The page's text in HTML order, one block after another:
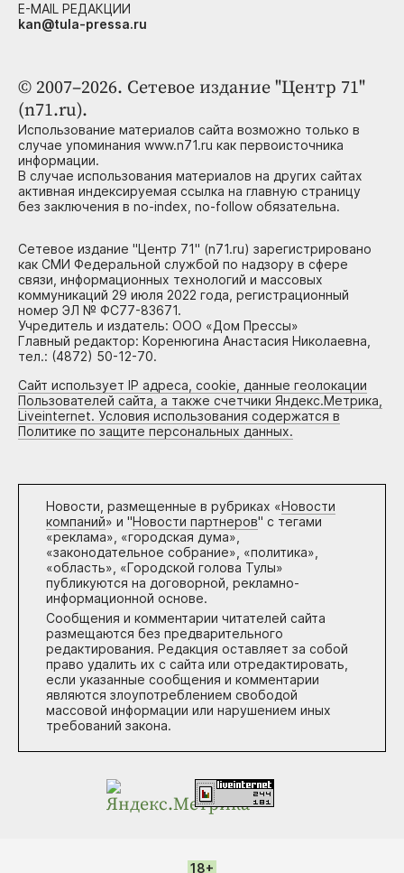
© 2007–2026. Сетевое издание "Центр 71"
(n71.ru).
Использование материалов сайта возможно только в
случае упоминания www.n71.ru как первоисточника
информации.
В случае использования материалов на других сайтах
активная индексируемая ссылка на главную страницу
без заключения в no-index, no-follow обязательна.
Сетевое издание "Центр 71" (n71.ru) зарегистрировано
как СМИ Федеральной службой по надзору в сфере
связи, информационных технологий и массовых
коммуникаций 29 июля 2022 года, регистрационный
номер ЭЛ № ФС77-83671.
Учредитель и издатель: ООО «Дом Прессы»
Главный редактор: Коренюгина Анастасия Николаевна,
тел.: (4872) 50-12-70.
Сайт использует IP адреса, cookie, данные геолокации
Пользователей сайта, а также счетчики Яндекс.Метрика,
Liveinternet. Условия использования содержатся в
Политике по защите персональных данных.
Новости, размещенные в рубриках «Новости
компаний» и "Новости партнеров" с тегами
«реклама», «городская дума»,
«законодательное собрание», «политика»,
«область», «Городской голова Тулы»
публикуются на договорной, рекламно-
информационной основе.
Сообщения и комментарии читателей сайта
размещаются без предварительного
редактирования. Редакция оставляет за собой
право удалить их с сайта или отредактировать,
если указанные сообщения и комментарии
являются злоупотреблением свободой
массовой информации или нарушением иных
требований закона.
E-MAIL РЕДАКЦИИ
kan@tula-pressa.ru
18+